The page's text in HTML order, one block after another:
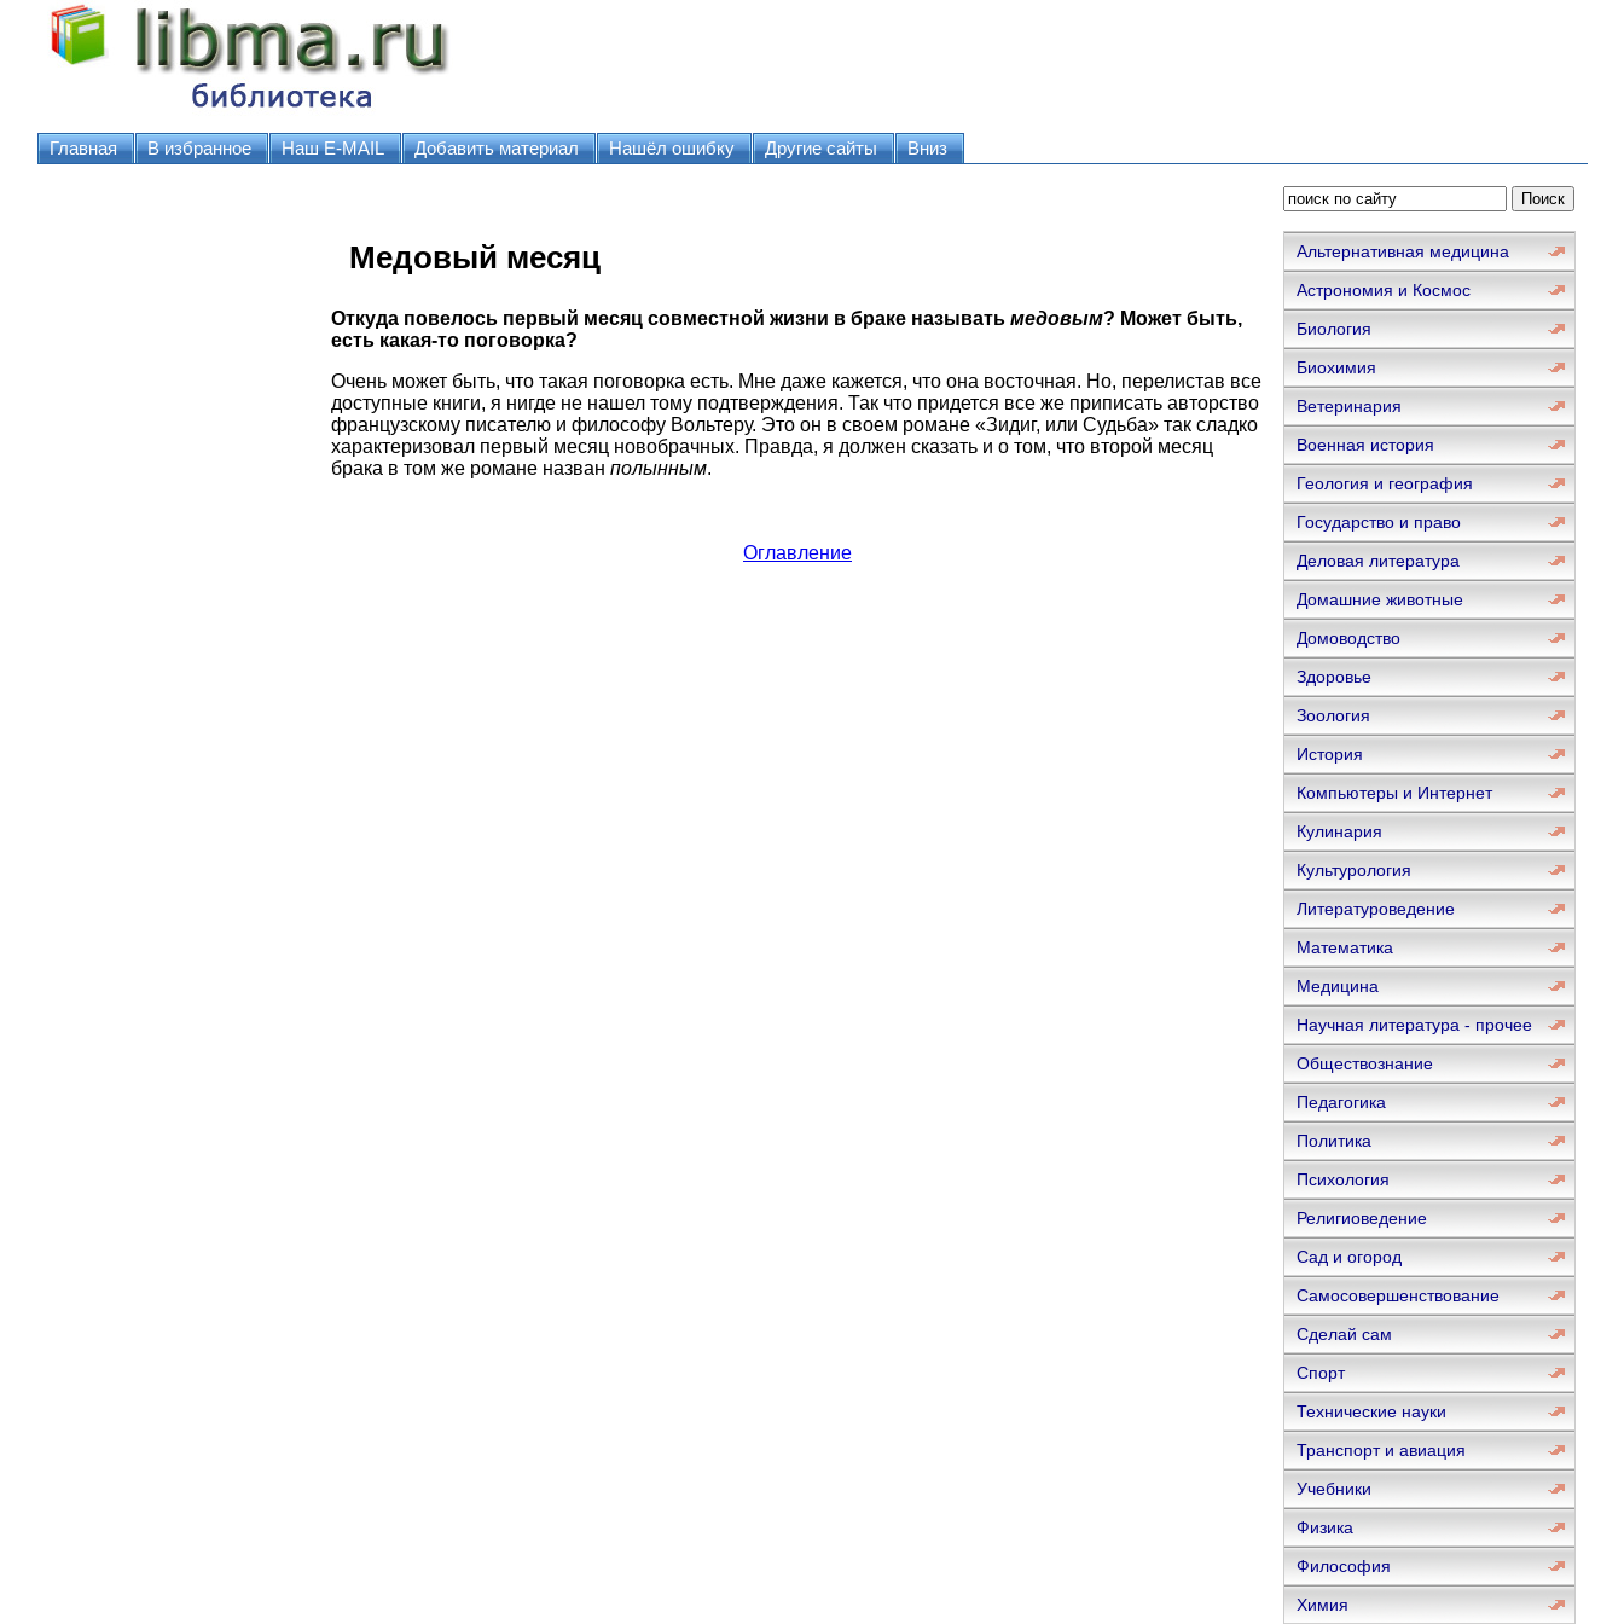
Главная В избранное Наш E-MAIL Добавить материал Нашёл ошибку Другие сайты Вниз
Медовый месяц
Откуда повелось первый месяц совместной жизни в браке называть медовым? Может быть,
есть какая-то поговорка?
Очень может быть, что такая поговорка есть. Мне даже кажется, что она восточная. Но, перелистав все
доступные книги, я нигде не нашел тому подтверждения. Так что придется все же приписать авторство
французскому писателю и философу Вольтеру. Это он в своем романе «Зидиг, или Судьба» так сладко
характеризовал первый месяц новобрачных. Правда, я должен сказать и о том, что второй месяц
брака в том же романе назван полынным.
Оглавление
Альтернативная медицина
Астрономия и Космос
Биология
Биохимия
Ветеринария
Военная история
Геология и география
Государство и право
Деловая литература
Домашние животные
Домоводство
Здоровье
Зоология
История
Компьютеры и Интернет
Кулинария
Культурология
Литературоведение
Математика
Медицина
Научная литература - прочее
Обществознание
Педагогика
Политика
Психология
Религиоведение
Сад и огород
Самосовершенствование
Сделай сам
Спорт
Технические науки
Транспорт и авиация
Учебники
Физика
Философия
Химия